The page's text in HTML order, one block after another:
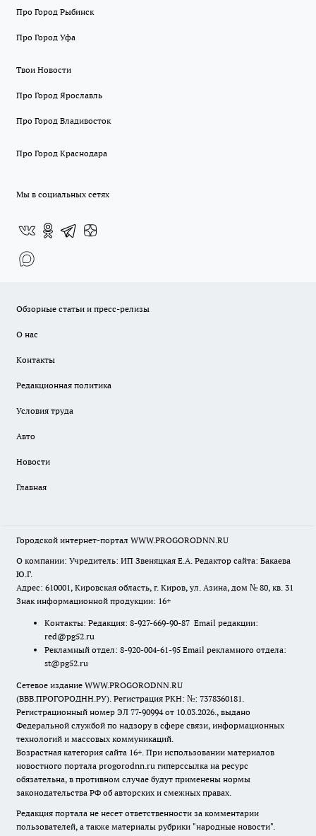
Про Город Рыбинск
Про Город Уфа
Твои Новости
Про Город Ярославль
Про Город Владивосток
Про Город Краснодара
Мы в социальных сетях
Обзорные статьи и пресс-релизы
О нас
Контакты
Редакционная политика
Условия труда
Авто
Новости
Главная
Городской интернет-портал WWW.PROGORODNN.RU
О компании: Учредитель: ИП Звеняцкая Е.А. Редактор сайта: Бакаева
Ю.Г.
Адрес: 610001, Кировская область, г. Киров, ул. Азина, дом № 80, кв. 31
Знак информационной продукции: 16+
Контакты: Редакция: 8-927-669-90-87 Email редакции:
red@pg52.ru
Рекламный отдел: 8-920-004-61-95 Email рекламного отдела:
st@pg52.ru
Сетевое издание WWW.PROGORODNN.RU
(ВВВ.ПРОГОРОДНН.РУ). Регистрация РКН: №: 7378360181.
Регистрационный номер ЭЛ 77-90994 от 10.03.2026., выдано
Федеральной службой по надзору в сфере связи, информационных
технологий и массовых коммуникаций.
Возрастная категория сайта 16+. При использовании материалов
новостного портала progorodnn.ru гиперссылка на ресурс
обязательна, в противном случае будут применены нормы
законодательства РФ об авторских и смежных правах.
Редакция портала не несет ответственности за комментарии
пользователей, а также материалы рубрики "народные новости".